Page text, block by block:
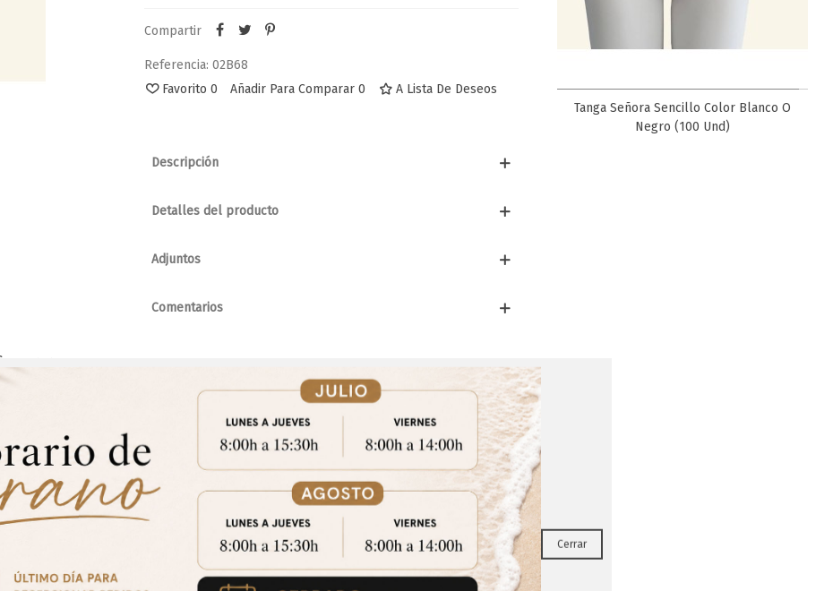
Compartir
Referencia: 02B68
Favorito 0 Añadir Para Comparar 0 A Lista De Deseos
Descripción
Detalles del producto
Adjuntos
Comentarios
Favorito
Tanga Señora Sencillo Color Blanco O
Negro (100 Und)
¡Regístrate para acceder a los precios y realizar tus pedidos online.!
Puedes hacerlo desdeAqui!
CERRAR Cerrar